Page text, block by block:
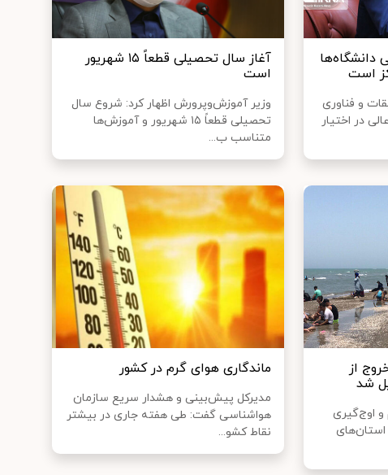
دانشگاه‌ها
است
و فناوری
در اختیار
آغاز سال تحصیلی قطعاً ۱۵ شهریور
است
وزیر آموزش‌وپرورش اظهار کرد: شروع سال
تحصیلی قطعاً ۱۵ شهریور و آموزش‌ها
متناسب ب...
از
شد
اوج‌گیری
استان‌های
ماندگاری هوای گرم در کشور
مدیرکل پیش‌بینی و هشدار سریع سازمان
هواشناسی گفت: طی هفته جاری در بیشتر
نقاط کشو...